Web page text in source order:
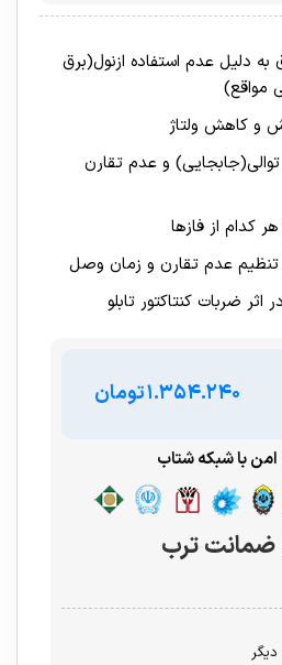
دلیل عدم استفاده ازنول(برق
مواقع)
و کاهش ولتاژ
و عدم تقارن
کدام از فازها
تنظیم عدم تقارن و زمان وصل
اثر ضربات کنتاکتور تابلو
تومان
با شبکه شتاب
ضمانت ترب